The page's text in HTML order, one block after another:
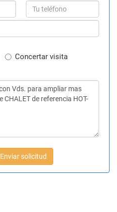
Concertar visita
Enviar solicitud